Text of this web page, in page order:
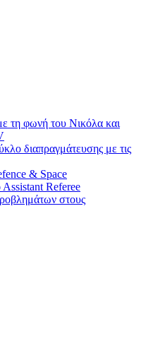
τη φωνή του Νικόλα και
διαπραγμάτευσης με τις
& Space
Referee
στους